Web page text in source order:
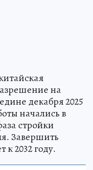
на
декабря 2025
начались в
стройки
Завершить
к 2032 году.